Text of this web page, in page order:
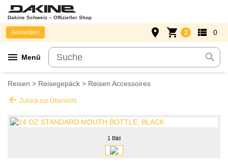
Dakine Schweiz – Offizieller Shop
menu Menü search
Anmelden place shopping_cart 3 view_list 0
Reisen > Reisegepäck > Reisen Accessoires
arrow_back Zurück zur Übersicht
1 Bild